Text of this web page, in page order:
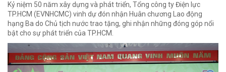
Kỷ niệm 50 năm xây dựng và phát triển, Tổng công ty Điện lực
TP.HCM (EVNHCMC) vinh dự đón nhận Huân chương Lao động
hạng Ba do Chủ tịch nước trao tặng, ghi nhận những đóng góp nổi
bật cho sự phát triển của TP.HCM.